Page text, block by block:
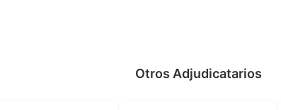
Otros Adjudicatarios